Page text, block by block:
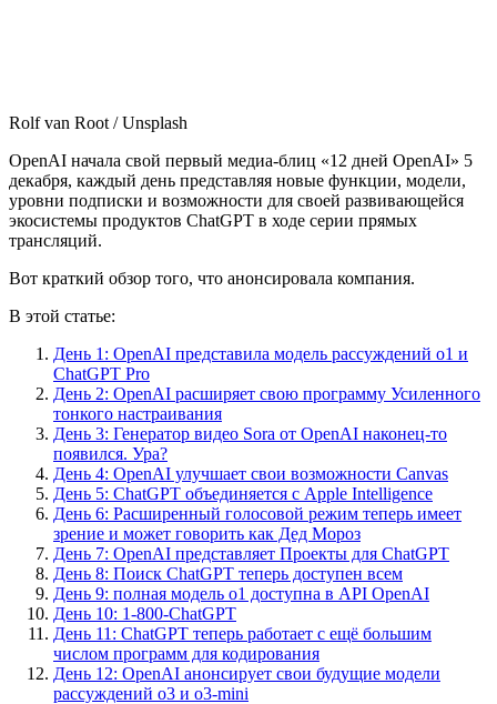
Rolf van Root / Unsplash
OpenAI начала свой первый медиа-блиц «12 дней OpenAI» 5
декабря, каждый день представляя новые функции, модели,
уровни подписки и возможности для своей развивающейся
экосистемы продуктов ChatGPT в ходе серии прямых
трансляций.
Вот краткий обзор того, что анонсировала компания.
В этой статье:
День 1: OpenAI представила модель рассуждений o1 и
ChatGPT Pro
День 2: OpenAI расширяет свою программу Усиленного
тонкого настраивания
День 3: Генератор видео Sora от OpenAI наконец-то
появился. Ура?
День 4: OpenAI улучшает свои возможности Canvas
День 5: ChatGPT объединяется с Apple Intelligence
День 6: Расширенный голосовой режим теперь имеет
зрение и может говорить как Дед Мороз
День 7: OpenAI представляет Проекты для ChatGPT
День 8: Поиск ChatGPT теперь доступен всем
День 9: полная модель o1 доступна в API OpenAI
День 10: 1-800-ChatGPT
День 11: ChatGPT теперь работает с ещё большим
числом программ для кодирования
День 12: OpenAI анонсирует свои будущие модели
рассуждений o3 и o3-mini